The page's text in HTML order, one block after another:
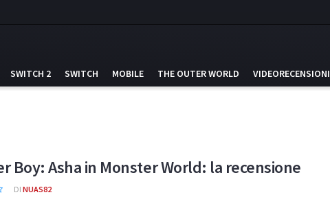
SWITCH 2 SWITCH MOBILE THE OUTER WORLD VIDEORECENSIONI
Boy: Asha in Monster World: la recensione
DI NUAS82